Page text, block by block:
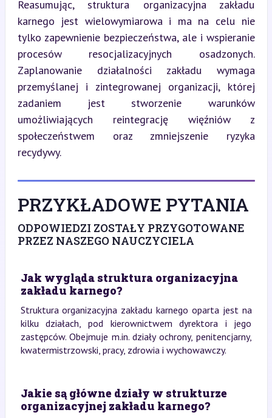
Reasumując, struktura organizacyjna zakładu
karnego jest wielowymiarowa i ma na celu nie
tylko zapewnienie bezpieczeństwa, ale i wspieranie
procesów resocjalizacyjnych osadzonych.
Zaplanowanie działalności zakładu wymaga
przemyślanej i zintegrowanej organizacji, której
zadaniem jest stworzenie warunków
umożliwiających reintegrację więźniów z
społeczeństwem oraz zmniejszenie ryzyka
recydywy.
PRZYKŁADOWE PYTANIA
ODPOWIEDZI ZOSTAŁY PRZYGOTOWANE
PRZEZ NASZEGO NAUCZYCIELA
Jak wygląda struktura organizacyjna
zakładu karnego?
Struktura organizacyjna zakładu karnego oparta jest na
kilku działach, pod kierownictwem dyrektora i jego
zastępców. Obejmuje m.in. działy ochrony, penitencjarny,
kwatermistrzowski, pracy, zdrowia i wychowawczy.
Jakie są główne działy w strukturze
organizacyjnej zakładu karnego?